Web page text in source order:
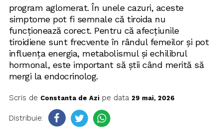
program aglomerat. În unele cazuri, aceste
simptome pot fi semnale că tiroida nu
funcționează corect. Pentru că afecțiunile
tiroidiene sunt frecvente în rândul femeilor și pot
influența energia, metabolismul și echilibrul
hormonal, este important să știi când merită să
mergi la endocrinolog.
Scris de Constanta de Azipe data 29 mai, 2026
Distribuie: